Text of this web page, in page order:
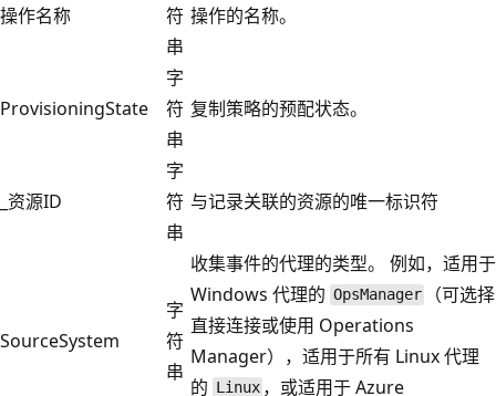
操作名称
符
串
操作的名称。
ProvisioningState
字
符
串
复制策略的预配状态。
_资源ID
字
符
串
与记录关联的资源的唯一标识符
SourceSystem
字
符
串
收集事件的代理的类型。 例如，适用于
Windows 代理的 OpsManager
（可选择
直接连接或使用 Operations
Manager），适用于所有 Linux 代理
的 Linux ，或适用于 Azure